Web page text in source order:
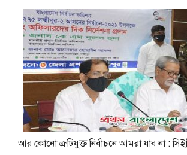
আর কোনো ত্রুটিযুক্ত নির্বাচনে আমরা যাব না :